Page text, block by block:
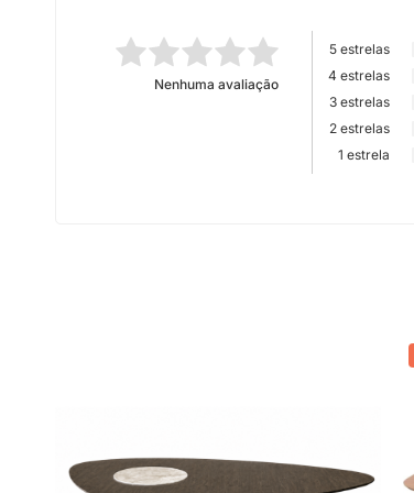
Nenhuma avaliação
5 estrelas
4 estrelas
3 estrelas
2 estrelas
1 estrela